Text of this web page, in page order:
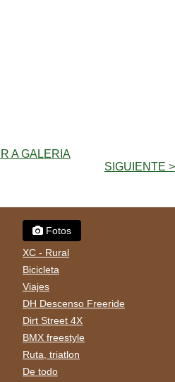
A GALERIA
SIGUIENTE >
Fotos
XC - Rural
Bicicleta
Viajes
DH Descenso Freeride
Dirt Street 4X
BMX freestyle
Ruta, triatlon
De todo